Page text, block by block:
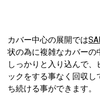
カバー中心の展開では
状の為に複雑なカバーの
しっかりと入り込んで
ックをする事なく回収
ち続ける事ができます。